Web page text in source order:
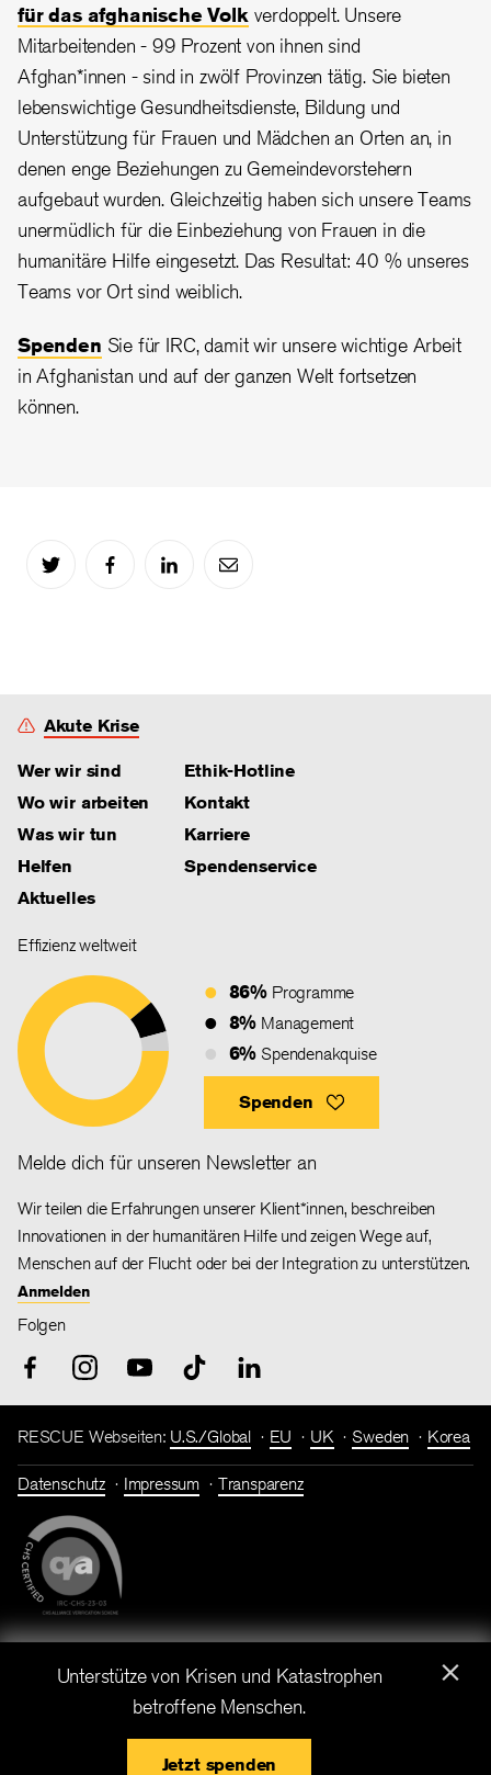
für das afghanische Volk verdoppelt. Unsere
Mitarbeitenden - 99 Prozent von ihnen sind
Afghan*innen - sind in zwölf Provinzen tätig. Sie bieten
lebenswichtige Gesundheitsdienste, Bildung und
Unterstützung für Frauen und Mädchen an Orten an, in
denen enge Beziehungen zu Gemeindevorstehern
aufgebaut wurden. Gleichzeitig haben sich unsere Teams
unermüdlich für die Einbeziehung von Frauen in die
humanitäre Hilfe eingesetzt. Das Resultat: 40 % unseres
Teams vor Ort sind weiblich.
Spenden Sie für IRC, damit wir unsere wichtige Arbeit
in Afghanistan und auf der ganzen Welt fortsetzen
können.
Akute Krise
Wer wir sind
Wo wir arbeiten
Was wir tun
Helfen
Aktuelles
Ethik-Hotline
Kontakt
Karriere
Spendenservice
Effizienz weltweit
86% Programme
8% Management
6% Spendenakquise
Spenden
Melde dich für unseren Newsletter an
Wir teilen die Erfahrungen unserer Klient*innen, beschreiben
Innovationen in der humanitären Hilfe und zeigen Wege auf,
Menschen auf der Flucht oder bei der Integration zu unterstützen.
Anmelden
Folgen
RESCUE Webseiten: U.S./Global EU UK Sweden Korea
Datenschutz Impressum Transparenz
Spendenkonto: Bank für Sozialwirtschaft I IBAN: DE86 3702
0500 0001 7182 00 I BIC: BFSWDE33XXX
×
Unterstütze von Krisen und Katastrophen
betroffene Menschen.
Jetzt spenden